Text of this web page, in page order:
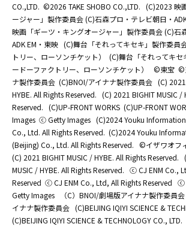
CO.,LTD. ©2026 TAKE SHOBO CO.,LTD. (C)2023 映
ージャー」製作委員会 (C)石森プロ・テレビ朝日・
映画「ギーツ・キングオージャー」製作委員会 (C)石
ADK EM・東映 (C)舞台「それってキセキ」製作委員
トリー、ローソンチケット）
(C)舞台「それってキ
ードーファクトリー、ローソンチケット）
©東宝 ©
ナ製作委員会 (C)BNOI/アイナナ製作委員会 (C)
HYBE. All Rights Reserved. (C) 2021 BIGHIT MUSIC /
Reserved. (C)UP-FRONT WORKS (C)UP-FRONT
Images ⓒ Getty Images (C)2024 Youku
Co., Ltd. All Rights Reserved. (C)2024 Youku
(Beijing) Co., Ltd. All Rights Reserved. ©イザワオフ
(C) 2021 BIGHIT MUSIC / HYBE. All Rights Reserved.
MUSIC / HYBE. All Rights Reserved. ⓒ CJ ENM Co.,
Reserved ⓒ CJ ENM Co., Ltd, All Rights Reserved ⓒ
Getty Images
（C）BNOI/劇場版アイナナ製作委員会
イナナ製作委員会 (C)BEIJING IQIYI SCIENCE &
(C)BEIJING IQIYI SCIENCE & TECHNOLOGY CO., LTD.